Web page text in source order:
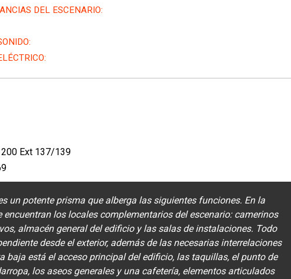
DEL ESCENARIO:
200 Ext 137/139
un potente prisma que alberga las siguientes funciones. En la
los locales complementarios del escenario: camerinos
almacén general del edificio y las salas de instalaciones. Todo
desde el exterior, además de las necesarias interrelaciones
baja está el acceso principal del edificio, las taquillas, el punto de
los aseos generales y una cafetería, elementos articulados